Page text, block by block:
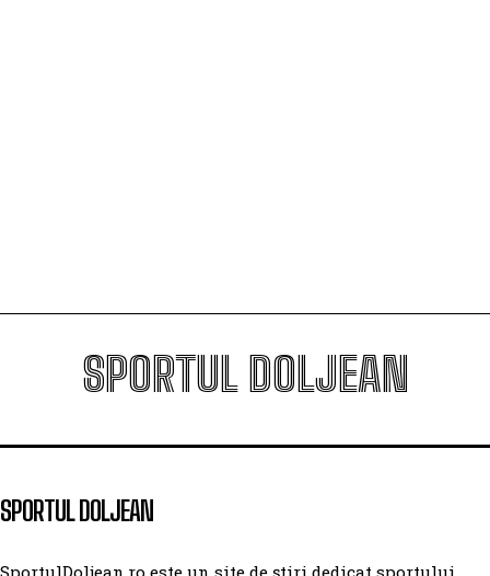
SPORTUL DOLJEAN
SPORTUL DOLJEAN